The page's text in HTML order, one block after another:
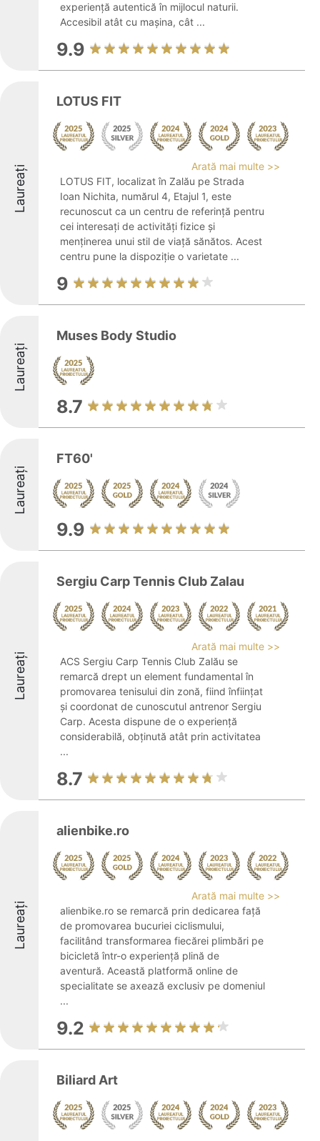
experiență autentică în mijlocul naturii.
Accesibil atât cu mașina, cât ...
9.9
Laureați
LOTUS FIT
Arată mai multe >>
LOTUS FIT, localizat în Zalău pe Strada
Ioan Nichita, numărul 4, Etajul 1, este
recunoscut ca un centru de referință pentru
cei interesați de activități fizice și
menținerea unui stil de viață sănătos. Acest
centru pune la dispoziție o varietate ...
9
Laureați
Muses Body Studio
8.7
Laureați
FT60'
9.9
Laureați
Sergiu Carp Tennis Club Zalau
Arată mai multe >>
ACS Sergiu Carp Tennis Club Zalău se
remarcă drept un element fundamental în
promovarea tenisului din zonă, fiind înființat
și coordonat de cunoscutul antrenor Sergiu
Carp. Acesta dispune de o experiență
considerabilă, obținută atât prin activitatea
...
8.7
Laureați
alienbike.ro
Arată mai multe >>
alienbike.ro se remarcă prin dedicarea față
de promovarea bucuriei ciclismului,
facilitând transformarea fiecărei plimbări pe
bicicletă într-o experiență plină de
aventură. Această platformă online de
specialitate se axează exclusiv pe domeniul
...
9.2
Biliard Art